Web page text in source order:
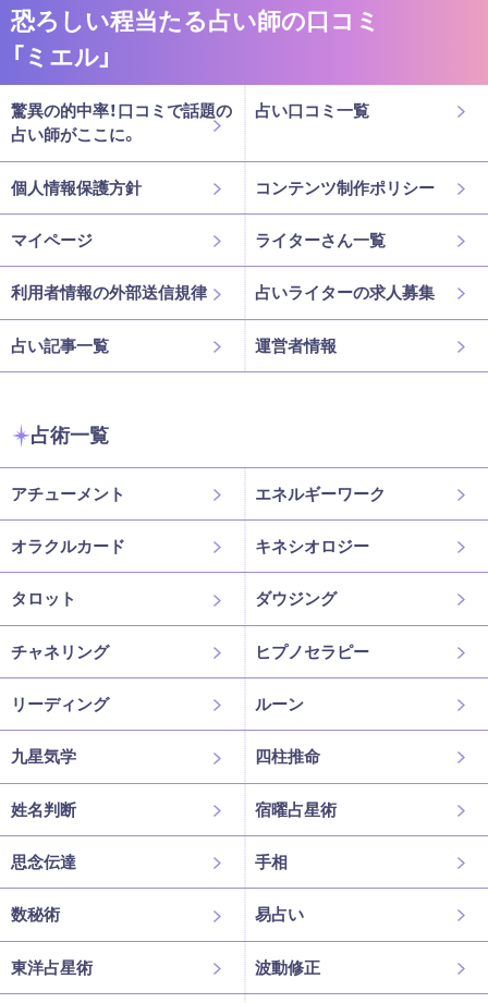
恐ろしい程当たる占い師の口コミ
「ミエル」
驚異の的中率！口コミで話題の
占い師がここに。
占い口コミ一覧
個人情報保護方針 コンテンツ制作ポリシー
マイページ ライターさん一覧
利用者情報の外部送信規律 占いライターの求人募集
占い記事一覧 運営者情報
占術一覧
アチューメント エネルギーワーク
オラクルカード キネシオロジー
タロット ダウジング
チャネリング ヒプノセラピー
リーディング ルーン
九星気学 四柱推命
姓名判断 宿曜占星術
思念伝達 手相
数秘術 易占い
東洋占星術 波動修正